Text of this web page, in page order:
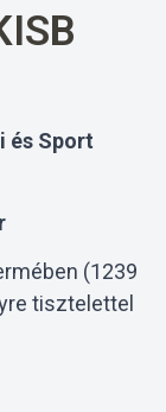
és Sport
(1239
tisztelettel